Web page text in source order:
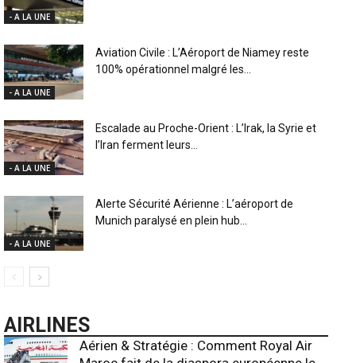
- A LA UNE
- A LA UNE
Aviation Civile : L’Aéroport de Niamey reste
100% opérationnel malgré les...
- A LA UNE
Escalade au Proche-Orient : L’Irak, la Syrie et
l’Iran ferment leurs...
- A LA UNE
Alerte Sécurité Aérienne : L’aéroport de
Munich paralysé en plein hub...
AIRLINES
Aérien & Stratégie : Comment Royal Air